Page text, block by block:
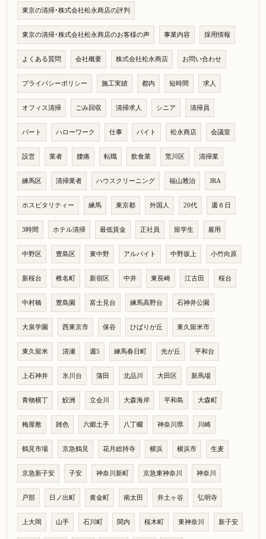
東京の清掃･株式会社松永商店の評判
東京の清掃･株式会社松永商店のお客様の声 事業内容 採用情報
よくある質問 会社概要 株式会社松永商店 お問い合わせ
プライバシーポリシー 施工実績 都内 短時間 求人
オフィス清掃 ごみ回収 清掃求人 シニア 清掃員
パート ハローワーク 仕事 バイト 松永商店 会議室
設営 業者 腰痛 転職 飲食業 荒川区 清掃業
練馬区 清掃業者 ハウスクリーニング 福山雅治 JRA
ホスピタリティー 練馬 東京都 外国人 20代 週６日
3時間 ホテル清掃 最低賃金 正社員 留学生 雇用
中野区 豊島区 東中野 アルバイト 中野坂上 小竹向原
新桜台 椎名町 新宿区 中井 東長崎 江古田 桜台
中村橋 豊島園 富士見台 練馬高野台 石神井公園
大泉学園 西東京市 保谷 ひばりが丘 東久留米市
東久留米 清瀬 週5 練馬春日町 光が丘 平和台
上石神井 氷川台 蒲田 北品川 大田区 新馬場
青物横丁 鮫洲 立会川 大森海岸 平和島 大森町
梅屋敷 雑色 六郷土手 八丁畷 神奈川県 川崎
鶴見市場 京急鶴見 花月総持寺 横浜 横浜市 生麦
京急新子安 子安 神奈川新町 京急東神奈川 神奈川
戸部 日ノ出町 黄金町 南太田 井土ヶ谷 弘明寺
上大岡 山手 石川町 関内 桜木町 東神奈川 新子安